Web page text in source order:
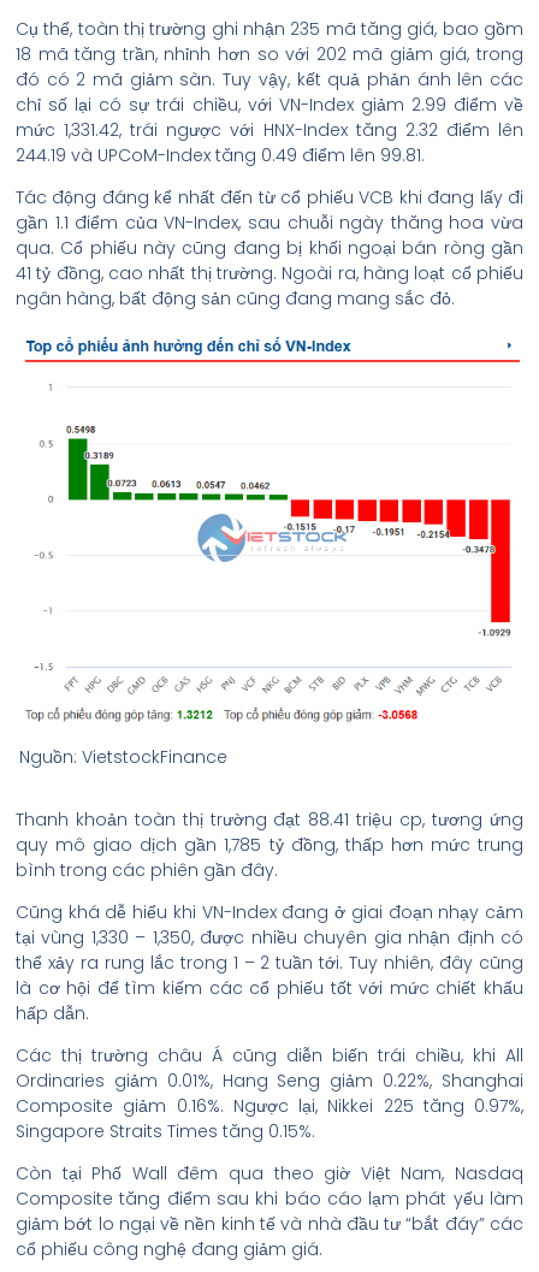
Cụ thể, toàn thị trường ghi nhận 235 mã tăng giá, bao gồm
18 mã tăng trần, nhỉnh hơn so với 202 mã giảm giá, trong
đó có 2 mã giảm sàn. Tuy vậy, kết quả phản ánh lên các
chỉ số lại có sự trái chiều, với VN-Index giảm 2.99 điểm về
mức 1,331.42, trái ngược với HNX-Index tăng 2.32 điểm lên
244.19 và UPCoM-Index tăng 0.49 điểm lên 99.81.
Tác động đáng kể nhất đến từ cổ phiếu VCB khi đang lấy đi
gần 1.1 điểm của VN-Index, sau chuỗi ngày thăng hoa vừa
qua. Cổ phiếu này cũng đang bị khối ngoại bán ròng gần
41 tỷ đồng, cao nhất thị trường. Ngoài ra, hàng loạt cổ phiếu
ngân hàng, bất động sản cũng đang mang sắc đỏ.
Nguồn: VietstockFinance
Thanh khoản toàn thị trường đạt 88.41 triệu cp, tương ứng
quy mô giao dịch gần 1,785 tỷ đồng, thấp hơn mức trung
bình trong các phiên gần đây.
Cũng khá dễ hiểu khi VN-Index đang ở giai đoạn nhạy cảm
tại vùng 1,330 – 1,350, được nhiều chuyên gia nhận định có
thể xảy ra rung lắc trong 1 – 2 tuần tới. Tuy nhiên, đây cũng
là cơ hội để tìm kiếm các cổ phiếu tốt với mức chiết khấu
hấp dẫn.
Các thị trường châu Á cũng diễn biến trái chiều, khi All
Ordinaries giảm 0.01%, Hang Seng giảm 0.22%, Shanghai
Composite giảm 0.16%. Ngược lại, Nikkei 225 tăng 0.97%,
Singapore Straits Times tăng 0.15%.
Còn tại Phố Wall đêm qua theo giờ Việt Nam, Nasdaq
Composite tăng điểm sau khi báo cáo lạm phát yếu làm
giảm bớt lo ngại về nền kinh tế và nhà đầu tư “bắt đáy” các
cổ phiếu công nghệ đang giảm giá.